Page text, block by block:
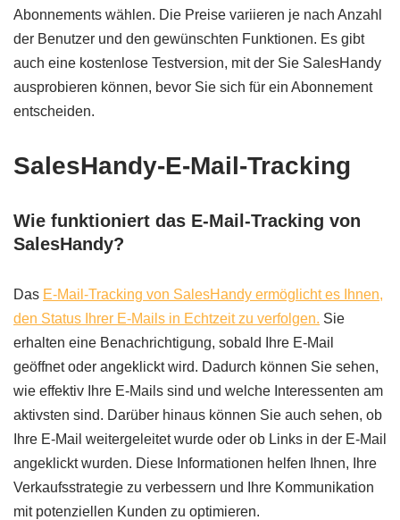
Abonnements wählen. Die Preise variieren je nach Anzahl
der Benutzer und den gewünschten Funktionen. Es gibt
auch eine kostenlose Testversion, mit der Sie SalesHandy
ausprobieren können, bevor Sie sich für ein Abonnement
entscheiden.
SalesHandy-E-Mail-Tracking
Wie funktioniert das E-Mail-Tracking von
SalesHandy?
Das E-Mail-Tracking von SalesHandy ermöglicht es Ihnen,
den Status Ihrer E-Mails in Echtzeit zu verfolgen. Sie
erhalten eine Benachrichtigung, sobald Ihre E-Mail
geöffnet oder angeklickt wird. Dadurch können Sie sehen,
wie effektiv Ihre E-Mails sind und welche Interessenten am
aktivsten sind. Darüber hinaus können Sie auch sehen, ob
Ihre E-Mail weitergeleitet wurde oder ob Links in der E-Mail
angeklickt wurden. Diese Informationen helfen Ihnen, Ihre
Verkaufsstrategie zu verbessern und Ihre Kommunikation
mit potenziellen Kunden zu optimieren.